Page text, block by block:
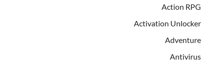
Action RPG
Activation Unlocker
Adventure
Antivirus